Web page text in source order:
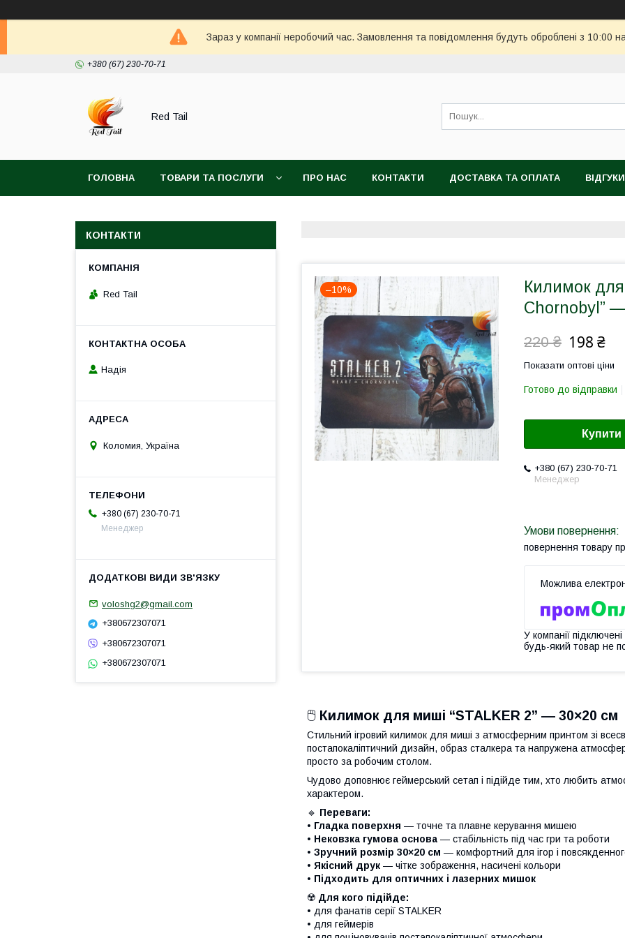
Зараз у компанії неробочий час. Замовлення та повідомлення будуть оброблені з 10:00
+380 (67) 230-70-71
Red Tail
ГОЛОВНА ТОВАРИ ТА ПОСЛУГИ ПРО НАС КОНТАКТИ ДОСТАВКА ТА ОПЛАТА ВІДГУКИ
–10%
Килимок
Chornobyl”
220 ₴ 198 ₴
Показати оптові ціни
Готово до відправки
Купити
+380 (67) 230-70-71
Менеджер
повернення товару
У компанії
будь-який товар не
🖱️ Килимок для миші “STALKER 2” — 30×20 см
Стильний ігровий килимок для миші з атмосферним принтом зі
постапокаліптичний дизайн, образ сталкера та напружена
просто за робочим столом.
Чудово доповнює геймерський сетап і підійде тим, хто любить
характером.
🔹 Переваги:
• Гладка поверхня — точне та плавне керування мишею
• Нековзка гумова основа — стабільність під час гри та роботи
• Зручний розмір 30×20 см — комфортний для ігор і
• Якісний друк — чітке зображення, насичені кольори
• Підходить для оптичних і лазерних мишок
☢️ Для кого підійде:
• для фанатів серії STALKER
• для геймерів
КОНТАКТИ
Red Tail
Надія
Коломия, Україна
+380 (67) 230-70-71
Менеджер
voloshg2@gmail.com
+380672307071
+380672307071
+380672307071